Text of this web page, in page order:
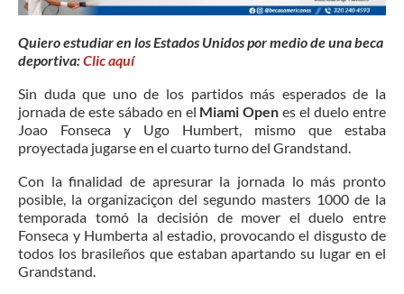
Quiero estudiar en los Estados Unidos por medio de una beca
deportiva:Clic aquí
Sin duda que uno de los partidos más esperados de la
jornada de este sábado en el Miami Open es el duelo entre
Joao Fonseca y Ugo Humbert, mismo que estaba
proyectada jugarse en el cuarto turno del Grandstand.
Con la finalidad de apresurar la jornada lo más pronto
posible, la organizaciçon del segundo masters 1000 de la
temporada tomó la decisión de mover el duelo entre
Fonseca y Humberta al estadio, provocando el disgusto de
todos los brasileños que estaban apartando su lugar en el
Grandstand.